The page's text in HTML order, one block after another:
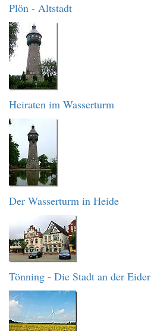
Plön - Altstadt
Heiraten im Wasserturm
Der Wasserturm in Heide
Tönning - Die Stadt an der Eider